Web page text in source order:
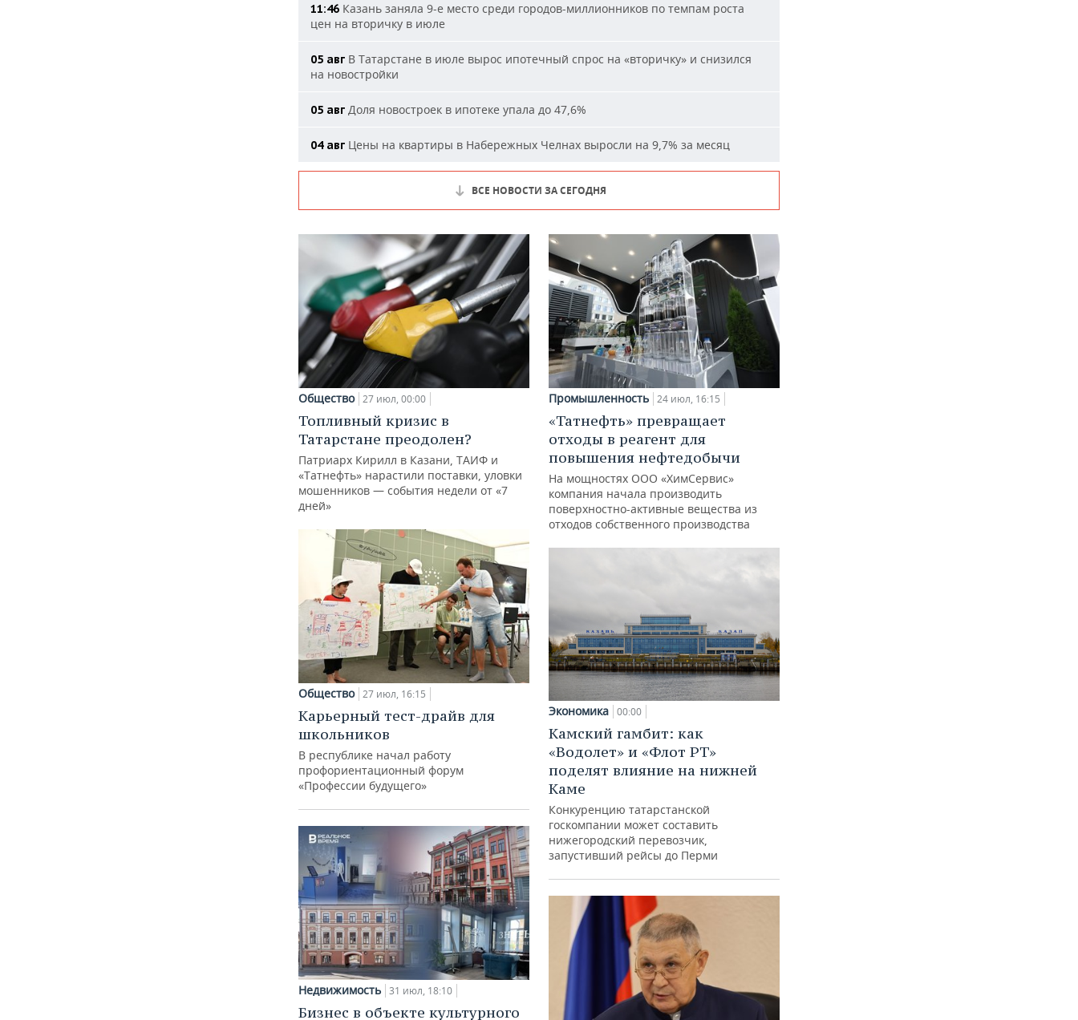
11:46 Казань заняла 9-е место среди городов-миллионников по темпам роста
цен на вторичку в июле
05 авг В Татарстане в июле вырос ипотечный спрос на «вторичку» и снизился
на новостройки
05 авг Доля новостроек в ипотеке упала до 47,6%
04 авг Цены на квартиры в Набережных Челнах выросли на 9,7% за месяц
ВСЕ НОВОСТИ ЗА СЕГОДНЯ
Общество 27 июл, 00:00
Топливный кризис в
Татарстане преодолен?
Патриарх Кирилл в Казани, ТАИФ и
«Татнефть» нарастили поставки, уловки
мошенников — события недели от «7
дней»
Общество 27 июл, 16:15
Карьерный тест-драйв для
школьников
В республике начал работу
профориентационный форум
«Профессии будущего»
Недвижимость 31 июл, 18:10
Бизнес в объекте культурного
Промышленность 24 июл, 16:15
«Татнефть» превращает
отходы в реагент для
повышения нефтедобычи
На мощностях ООО «ХимСервис»
компания начала производить
поверхностно-активные вещества из
отходов собственного производства
Экономика 00:00
Камский гамбит: как
«Водолет» и «Флот РТ»
поделят влияние на нижней
Каме
Конкуренцию татарстанской
госкомпании может составить
нижегородский перевозчик,
запустивший рейсы до Перми